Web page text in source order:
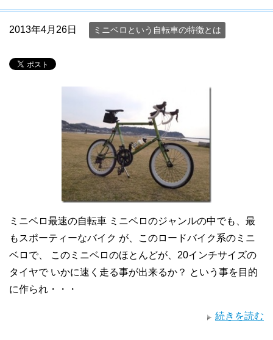
2013年4月26日 ミニベロという自転車の特徴とは
ミニベロ最速の自転車 ミニベロのジャンルの中でも、最
もスポーティーなバイク が、このロードバイク系のミニ
ベロで、 このミニベロのほとんどが、20インチサイズの
タイヤで いかに速く走る事が出来るか？ という事を目的
に作られ・・・
続きを読む